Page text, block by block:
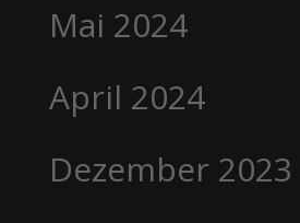
Mai 2024
April 2024
Dezember 2023